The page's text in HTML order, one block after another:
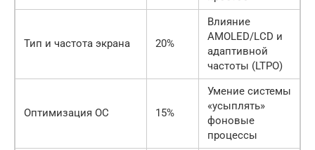
Тип и частота экрана 20%
Влияние
AMOLED/LCD и
адаптивной
частоты (LTPO)
Оптимизация ОС 15%
Умение системы
«усыплять»
фоновые
процессы